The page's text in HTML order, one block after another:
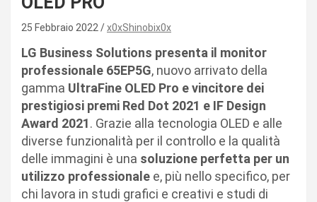
25 Febbraio 2022 x0xShinobix0x
LG Business Solutions presenta il monitor
professionale 65EP5G, nuovo arrivato della
gamma UltraFine OLED Pro e vincitore dei
prestigiosi premi Red Dot 2021 e IF Design
Award 2021. Grazie alla tecnologia OLED e alle
diverse funzionalità per il controllo e la qualità
delle immagini è una soluzione perfetta per un
utilizzo professionale e, più nello specifico, per
chi lavora in studi grafici e creativi e studi di